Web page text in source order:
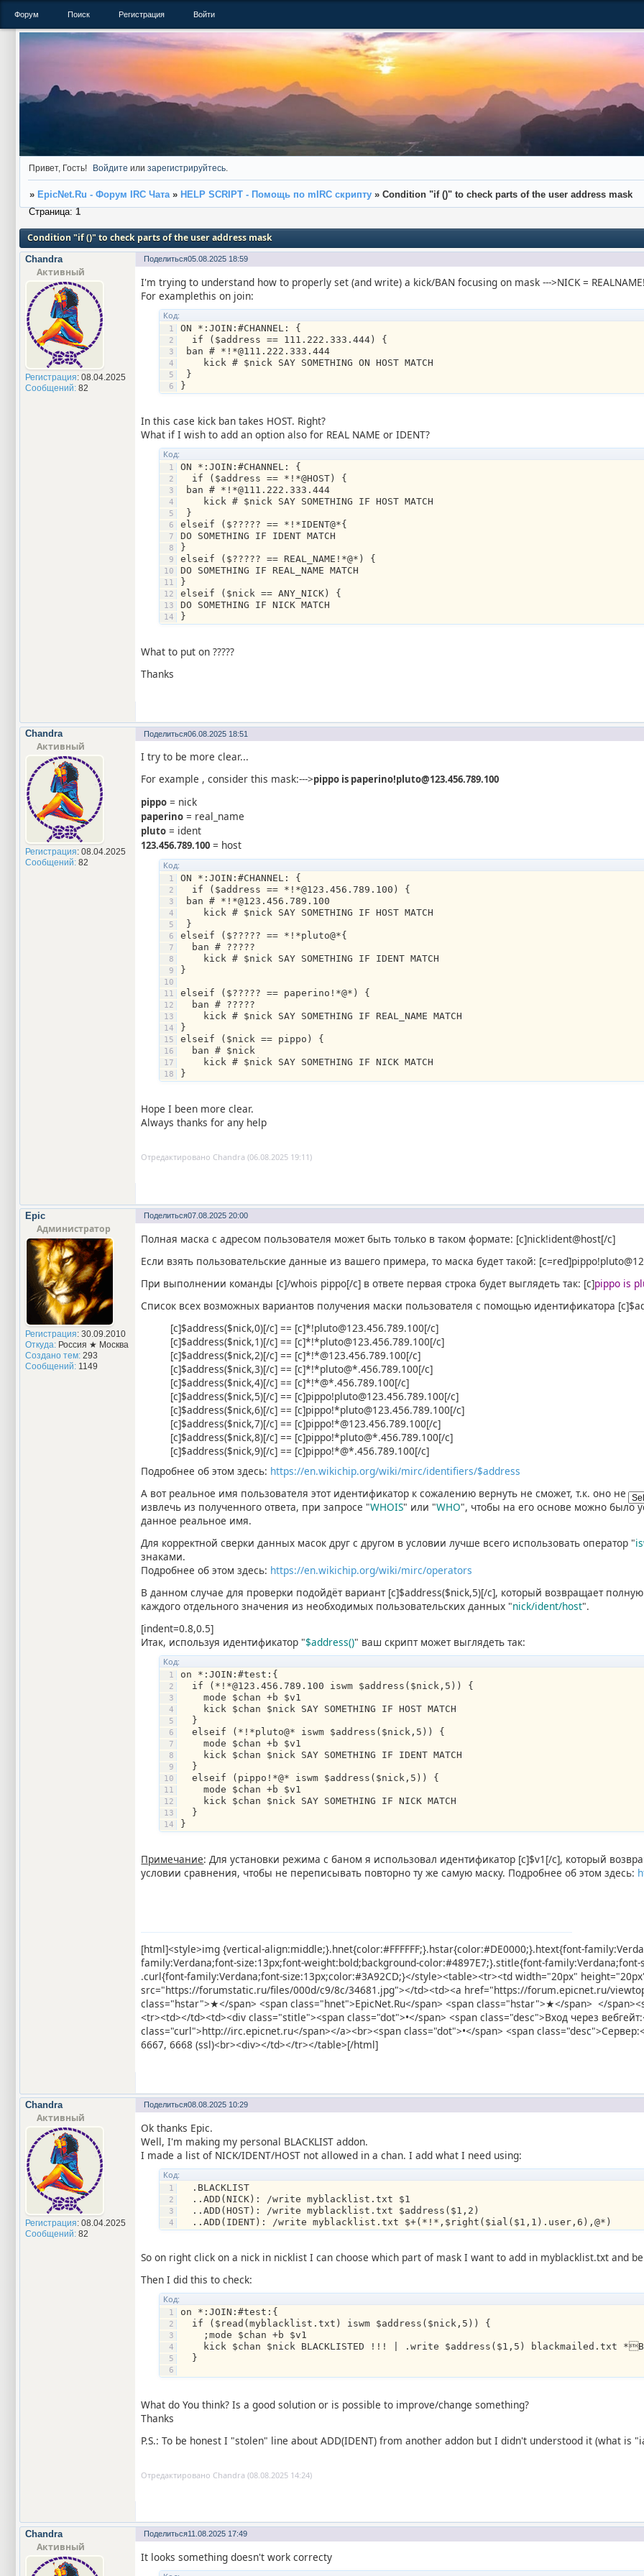
Форум Поиск Регистрация Войти
Привет, Гость! Войдите илизарегистрируйтесь
» EpicNet.Ru - Форум IRC Чата » HELP SCRIPT - Помощь по mIRC скрипту » Condition "if ()" to check parts of the user address mask
Condition "if ()" to check parts of the user address mask
Страница: 1
Поделиться05.08.2025 18:59
Chandra
Активный
Регистрация: 08.04.2025
Сообщений:82
I'm trying to understand how to properly set (and write) a kick/BAN focusing on mask --->NICK =
For examplethis on join:
Код:
ON *:JOIN:#CHANNEL: {
  if ($address == 111.222.333.444) {
ban # *!*@111.222.333.444
    kick # $nick SAY SOMETHING ON HOST MATCH
}
}
In this case kick ban takes HOST. Right?
What if I wish to add an option also for REAL NAME or IDENT?
Код:
ON *:JOIN:#CHANNEL: {
  if ($address == *!*@HOST) {
ban # *!*@111.222.333.444
    kick # $nick SAY SOMETHING IF HOST MATCH
}
elseif ($????? == *!*IDENT@*{
DO SOMETHING IF IDENT MATCH
}
elseif ($????? == REAL_NAME!*@*) {
DO SOMETHING IF REAL_NAME MATCH
}
elseif ($nick == ANY_NICK) {
DO SOMETHING IF NICK MATCH
}
What to put on ?????
Thanks
Поделиться06.08.2025 18:51
Chandra
Активный
Регистрация: 08.04.2025
Сообщений:82
I try to be more clear...
For example , consider this mask:--->pippo is paperino!pluto@123.456.789.100
pippo = nick
paperino = real_name
pluto = ident
123.456.789.100 = host
Код:
ON *:JOIN:#CHANNEL: {
  if ($address == *!*@123.456.789.100) {
ban # *!*@123.456.789.100
    kick # $nick SAY SOMETHING IF HOST MATCH
}
elseif ($????? == *!*pluto@*{
  ban # ?????
    kick # $nick SAY SOMETHING IF IDENT MATCH
}
elseif ($????? == paperino!*@*) {
  ban # ?????
    kick # $nick SAY SOMETHING IF REAL_NAME MATCH
}
elseif ($nick == pippo) {
  ban # $nick
    kick # $nick SAY SOMETHING IF NICK MATCH
}
Hope I been more clear.
Always thanks for any help
Отредактировано Chandra (06.08.2025 19:11)
Поделиться07.08.2025 20:00
Epic
Администратор
Регистрация: 30.09.2010
Откуда:Россия ★ Москва
Создано тем:293
Сообщений:1149
Полная маска с адресом пользователя может быть только в таком формате: [c]nick!ident@host[/c]
Если взять пользовательские данные из вашего примера, то маска будет такой:
При выполнении команды [c]/whois pippo[/c] в ответе первая строка будет выглядеть так: [c]pippo is
Список всех возможных вариантов получения маски пользователя с помощью идентификатора
[c]$address($nick,0)[/c] == [c]*!pluto@123.456.789.100[/c]
[c]$address($nick,1)[/c] == [c]*!*pluto@123.456.789.100[/c]
[c]$address($nick,2)[/c] == [c]*!*@123.456.789.100[/c]
[c]$address($nick,3)[/c] == [c]*!*pluto@*.456.789.100[/c]
[c]$address($nick,4)[/c] == [c]*!*@*.456.789.100[/c]
[c]$address($nick,5)[/c] == [c]pippo!pluto@123.456.789.100[/c]
[c]$address($nick,6)[/c] == [c]pippo!*pluto@123.456.789.100[/c]
[c]$address($nick,7)[/c] == [c]pippo!*@123.456.789.100[/c]
[c]$address($nick,8)[/c] == [c]pippo!*pluto@*.456.789.100[/c]
[c]$address($nick,9)[/c] == [c]pippo!*@*.456.789.100[/c]
Подробнее об этом здесь: https://en.wikichip.org/wiki/mirc/identifiers/$address
А вот реальное имя пользователя этот идентификатор к сожалению вернуть не сможет, т.к. оно не
извлечь из полученного ответа, при запросе "WHOIS" или "WHO", чтобы на его основе можно было
данное реальное имя.
Для корректной сверки данных масок друг с другом в условии лучше всего использовать оператор "
знаками.
Подробнее об этом здесь: https://en.wikichip.org/wiki/mirc/operators
В данном случае для проверки подойдёт вариант [c]$address($nick,5)[/c], который возвращает
каждого отдельного значения из необходимых пользовательских данных "nick/ident/host".
[indent=0.8,0.5]
Итак, используя идентификатор "$address()" ваш скрипт может выглядеть так:
Код:
on *:JOIN:#test:{
  if (*!*@123.456.789.100 iswm $address($nick,5)) {
    mode $chan +b $v1
    kick $chan $nick SAY SOMETHING IF HOST MATCH
  }
  elseif (*!*pluto@* iswm $address($nick,5)) {
    mode $chan +b $v1
    kick $chan $nick SAY SOMETHING IF IDENT MATCH
  }
  elseif (pippo!*@* iswm $address($nick,5)) {
    mode $chan +b $v1
    kick $chan $nick SAY SOMETHING IF NICK MATCH
  }
}
Примечание: Для установки режима с баном я использовал идентификатор [c]$v1[/c], который
условии сравнения, чтобы не переписывать повторно ту же самую маску. Подробнее об этом здесь:
[html]<style>img {vertical-align:middle;}.hnet{color:#FFFFFF;}.hstar{color:#DE0000;}.htext{font-
family:Verdana;font-size:13px;font-weight:bold;background-color:#4897E7;}.stitle{font-
.curl{font-family:Verdana;font-size:13px;color:#3A92CD;}</style><table><tr><td width="20px"
src="https://forumstatic.ru/files/000d/c9/8c/34681.jpg"></td><td><a href="https://forum.epicnet.ru/
class="hstar">★</span> <span class="hnet">EpicNet.Ru</span> <span class="hstar">★</span> </
<tr><td></td><td><div class="stitle"><span class="dot">•</span> <span class="desc">Вход через
class="curl">http://irc.epicnet.ru</span></a><br><span class="dot">•</span> <span
6667, 6668 (ssl)<br><div></td></tr></table>[/html]
Поделиться08.08.2025 10:29
Chandra
Активный
Регистрация: 08.04.2025
Сообщений:82
Ok thanks Epic.
Well, I'm making my personal BLACKLIST addon.
I made a list of NICK/IDENT/HOST not allowed in a chan. I add what I need using:
Код:
  .BLACKLIST
  ..ADD(NICK): /write myblacklist.txt $1
  ..ADD(HOST): /write myblacklist.txt $address($1,2)
  ..ADD(IDENT): /write myblacklist.txt $+(*!*,$right($ial($1,1).user,6),@*)
So on right click on a nick in nicklist I can choose which part of mask I want to add in myblacklist.txt and
Then I did this to check:
Код:
on *:JOIN:#test:{
  if ($read(myblacklist.txt) iswm $address($nick,5)) {
    ;mode $chan +b $v1
kick $chan $nick BLACKLISTED !!! | .write $address($1,5) blackmailed.txt
  }
What do You think? Is a good solution or is possible to improve/change something?
Thanks
P.S.: To be honest I "stolen" line about ADD(IDENT) from another addon but I didn't understood it (what is
Отредактировано Chandra (08.08.2025 14:24)
Поделиться11.08.2025 17:49
Chandra
Активный
It looks something doesn't work correcty